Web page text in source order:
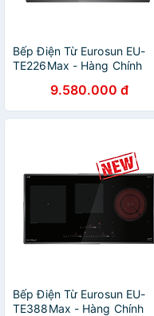
Bếp Điện Từ Eurosun EU-
TE226Max - Hàng Chính
9.580.000 đ
Bếp Điện Từ Eurosun EU-
TE388Max - Hàng Chính